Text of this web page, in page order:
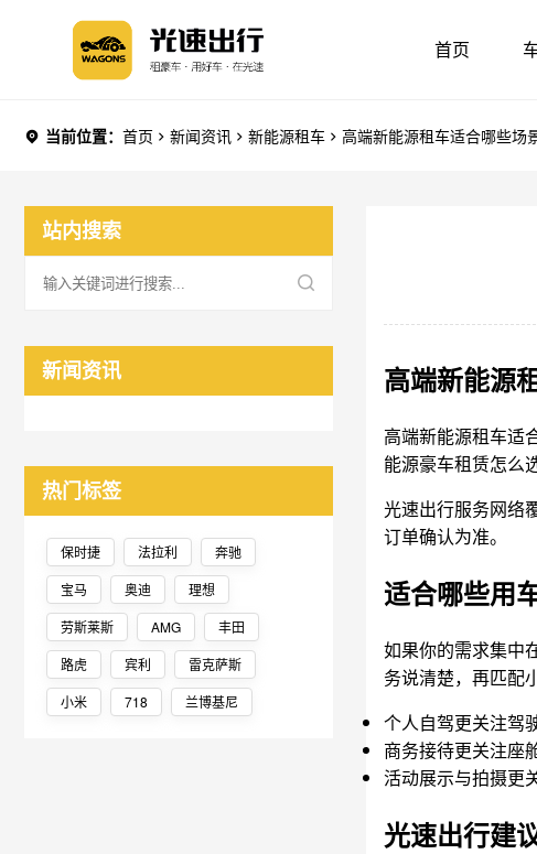
首页
当前位置： 首页 新闻资讯 新能源租车 高端新能源租车适合哪些场
站内搜索
新闻资讯
热门标签
保时捷 法拉利
奔驰
宝马
奥迪
理想
劳斯莱斯
AMG
丰田
路虎
宾利
雷克萨斯
小米
718 兰博基尼
高端新能源
高端新能源租车适
能源豪车租赁怎么选
光速出行服务网络
订单确认为准。
适合哪些用
如果你的需求集中
务说清楚，再匹配
个人自驾更关注驾
商务接待更关注座
活动展示与拍摄更
光速出行建